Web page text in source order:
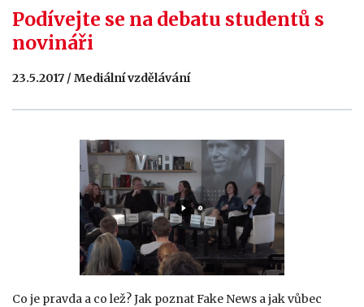
Podívejte se na debatu studentů s
novináři
23.5.2017 / Mediální vzdělávání
Co je pravda a co lež? Jak poznat Fake News a jak vůbec